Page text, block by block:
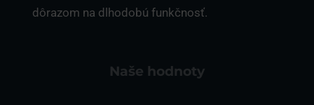
dôrazom na dlhodobú funkčnosť.
Naše hodnoty